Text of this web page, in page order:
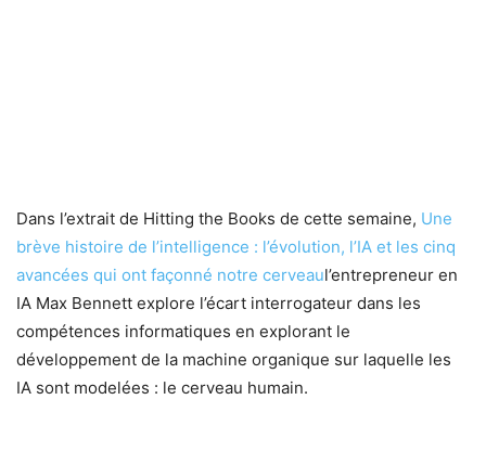
Dans l’extrait de Hitting the Books de cette semaine, Une
brève histoire de l’intelligence : l’évolution, l’IA et les cinq
avancées qui ont façonné notre cerveaul’entrepreneur en
IA Max Bennett explore l’écart interrogateur dans les
compétences informatiques en explorant le
développement de la machine organique sur laquelle les
IA sont modelées : le cerveau humain.